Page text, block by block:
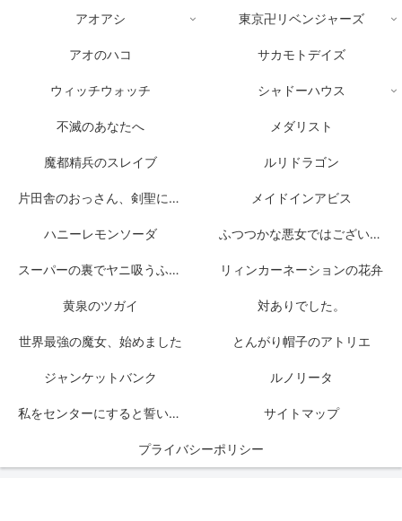
アオアシ 東京卍リベンジャーズ
アオのハコ サカモトデイズ
ウィッチウォッチ シャドーハウス
不滅のあなたへ メダリスト
魔都精兵のスレイブ ルリドラゴン
片田舎のおっさん、剣聖になる メイドインアビス
ハニーレモンソーダ ふつつかな悪女ではございますが
スーパーの裏でヤニ吸うふたり リィンカーネーションの花弁
黄泉のツガイ 対ありでした。
世界最強の魔女、始めました とんがり帽子のアトリエ
ジャンケットバンク ルノリータ
私をセンターにすると誓いますか？ サイトマップ
プライバシーポリシー